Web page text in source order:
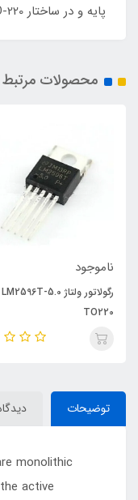
پایه و در ساختار TO-220 می باشد.
محصولات مرتبط
ناموجود
رگولاتور ولتاژ LM2596T-5.0
TO220
توضیحات
monolithic
active